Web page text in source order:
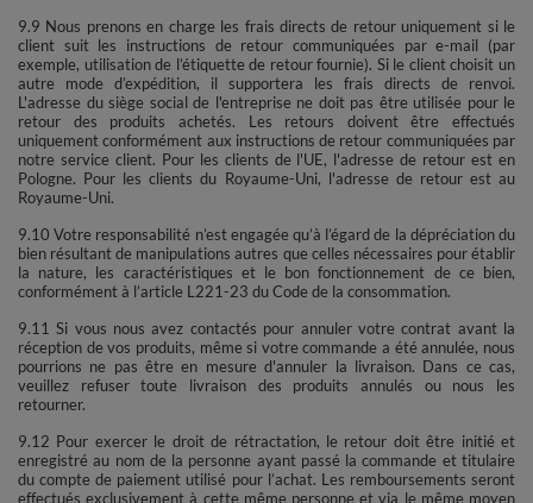
9.9 Nous prenons en charge les frais directs de retour uniquement si le
client suit les instructions de retour communiquées par e-mail (par
exemple, utilisation de l’étiquette de retour fournie). Si le client choisit un
autre mode d’expédition, il supportera les frais directs de renvoi.
L'adresse du siège social de l'entreprise ne doit pas être utilisée pour le
retour des produits achetés. Les retours doivent être effectués
uniquement conformément aux instructions de retour communiquées par
notre service client. Pour les clients de l'UE, l'adresse de retour est en
Pologne. Pour les clients du Royaume-Uni, l'adresse de retour est au
Royaume-Uni.
9.10 Votre responsabilité n’est engagée qu’à l’égard de la dépréciation du
bien résultant de manipulations autres que celles nécessaires pour établir
la nature, les caractéristiques et le bon fonctionnement de ce bien,
conformément à l’article L221-23 du Code de la consommation.
9.11 Si vous nous avez contactés pour annuler votre contrat avant la
réception de vos produits, même si votre commande a été annulée, nous
pourrions ne pas être en mesure d'annuler la livraison. Dans ce cas,
veuillez refuser toute livraison des produits annulés ou nous les
retourner.
9.12 Pour exercer le droit de rétractation, le retour doit être initié et
enregistré au nom de la personne ayant passé la commande et titulaire
du compte de paiement utilisé pour l’achat. Les remboursements seront
effectués exclusivement à cette même personne et via le même moyen